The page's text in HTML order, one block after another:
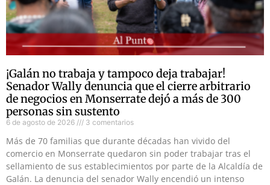
¡Galán no trabaja y tampoco deja trabajar!
Senador Wally denuncia que el cierre arbitrario
de negocios en Monserrate dejó a más de 300
personas sin sustento
6 de agosto de 2026 3 comentarios
Más de 70 familias que durante décadas han vivido del
comercio en Monserrate quedaron sin poder trabajar tras el
sellamiento de sus establecimientos por parte de la Alcaldía de
Galán. La denuncia del senador Wally encendió un intenso